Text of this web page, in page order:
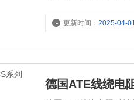
更新时间：2025-04-
德国ATE线绕电